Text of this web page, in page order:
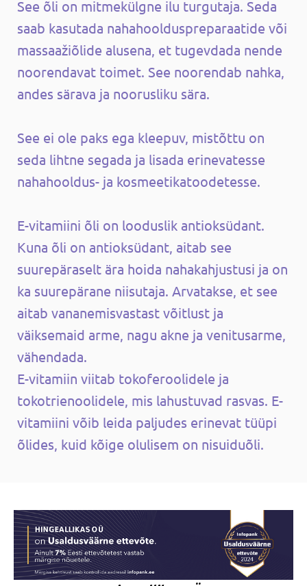
See õli on mitmekülgne ilu turgutaja. Seda
saab kasutada nahahoolduspreparaatide või
massaažiõlide alusena, et tugevdada nende
noorendavat toimet. See noorendab nahka,
andes särava ja noorusliku sära.
See ei ole paks ega kleepuv, mistõttu on
seda lihtne segada ja lisada erinevatesse
nahahooldus- ja kosmeetikatoodetesse.
E-vitamiini õli on looduslik antioksüdant.
Kuna õli on antioksüdant, aitab see
suurepäraselt ära hoida nahakahjustusi ja on
ka suurepärane niisutaja. Arvatakse, et see
aitab vananemisvastast võitlust ja
väiksemaid arme, nagu akne ja venitusarme,
vähendada.
E-vitamiin viitab tokoferoolidele ja
tokotrienoolidele, mis lahustuvad rasvas. E-
vitamiini võib leida paljudes erinevat tüüpi
õlides, kuid kõige olulisem on nisuiduõli.